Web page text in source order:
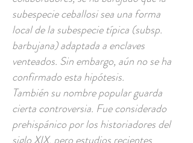
subespecie ceballosi sea una forma
local de la subespecie típica (subsp.
barbujana) adaptada a enclaves
venteados. Sin embargo, aún no se ha
confirmado esta hipótesis.
También su nombre popular guarda
cierta controversia. Fue considerado
prehispánico por los historiadores del